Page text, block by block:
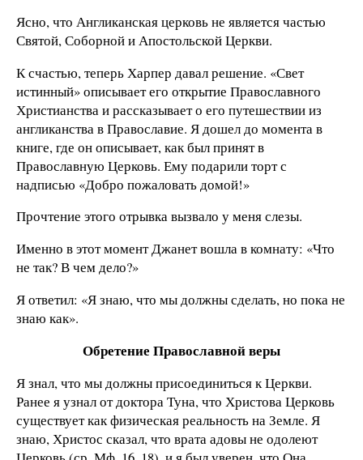
Ясно, что Англиканская церковь не является частью
Святой, Соборной и Апостольской Церкви.
К счастью, теперь Харпер давал решение. «Свет
истинный» описывает его открытие Православного
Христианства и рассказывает о его путешествии из
англиканства в Православие. Я дошел до момента в
книге, где он описывает, как был принят в
Православную Церковь. Ему подарили торт с
надписью «Добро пожаловать домой!»
Прочтение этого отрывка вызвало у меня слезы.
Именно в этот момент Джанет вошла в комнату: «Что
не так? В чем дело?»
Я ответил: «Я знаю, что мы должны сделать, но пока не
знаю как».
Обретение Православной веры
Я знал, что мы должны присоединиться к Церкви.
Ранее я узнал от доктора Туна, что Христова Церковь
существует как физическая реальность на Земле. Я
знаю, Христос сказал, что врата адовы не одолеют